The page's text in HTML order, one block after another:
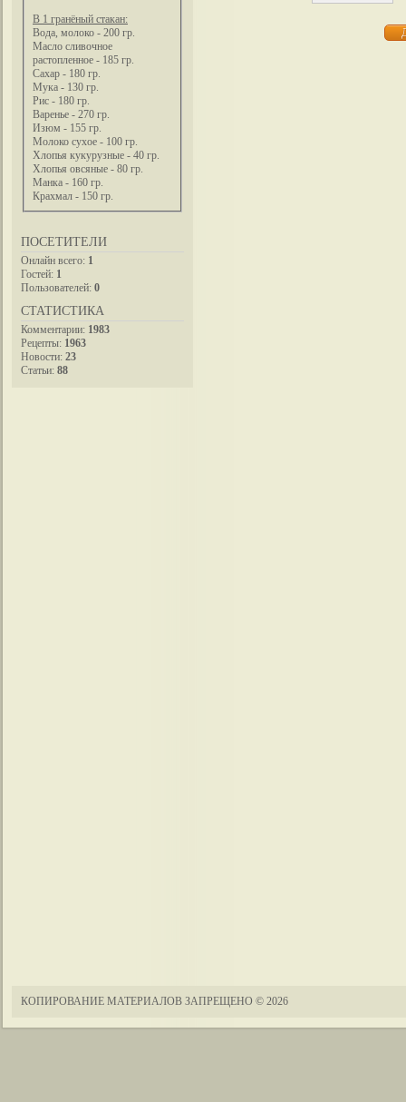
В 1 гранёный стакан:
Вода, молоко - 200 гр.
Масло сливочное
растопленное - 185 гр.
Сахар - 180 гр.
Мука - 130 гр.
Рис - 180 гр.
Варенье - 270 гр.
Изюм - 155 гр.
Молоко сухое - 100 гр.
Хлопья кукурузные - 40 гр.
Хлопья овсяные - 80 гр.
Манка - 160 гр.
Крахмал - 150 гр.
ПОСЕТИТЕЛИ
Онлайн всего: 1
Гостей: 1
Пользователей: 0
СТАТИСТИКА
Комментарии: 1983
Рецепты: 1963
Новости: 23
Статьи: 88
КОПИРОВАНИЕ МАТЕРИАЛОВ ЗАПРЕЩЕНО © 2026